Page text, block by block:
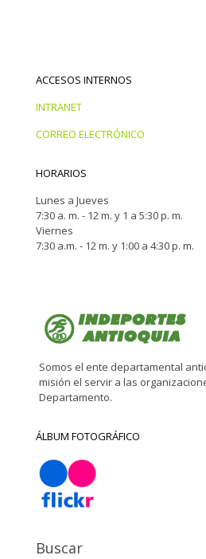
ACCESOS INTERNOS
INTRANET
CORREO ELECTRÓNICO
HORARIOS
Lunes a Jueves
7:30 a. m. - 12 m. y 1 a 5:30 p. m.
Viernes
7:30 a.m. - 12 m. y 1:00 a 4:30 p. m.
Somos el ente departamental
misión el servir a las
Departamento.
ÁLBUM FOTOGRÁFICO
Buscar